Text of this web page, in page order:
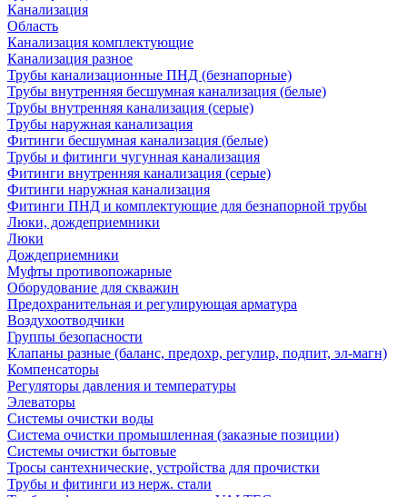
Канализация
Область
Канализация комплектующие
Канализация разное
Трубы канализационные ПНД (безнапорные)
Трубы внутренняя бесшумная канализация (белые)
Трубы внутренняя канализация (серые)
Трубы наружная канализация
Фитинги бесшумная канализация (белые)
Трубы и фитинги чугунная канализация
Фитинги внутренняя канализация (серые)
Фитинги наружная канализация
Фитинги ПНД и комплектующие для безнапорной трубы
Люки, дождеприемники
Люки
Дождеприемники
Муфты противопожарные
Оборудование для скважин
Предохранительная и регулирующая арматура
Воздухоотводчики
Группы безопасности
Клапаны разные (баланс, предохр, регулир, подпит, эл-магн)
Компенсаторы
Регуляторы давления и температуры
Элеваторы
Системы очистки воды
Система очистки промышленная (заказные позиции)
Системы очистки бытовые
Тросы сантехнические, устройства для прочистки
Трубы и фитинги из нерж. стали